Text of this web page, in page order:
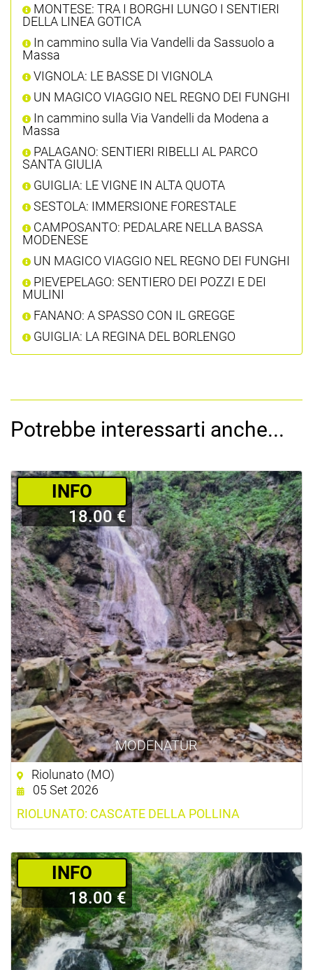
MONTESE: TRA I BORGHI LUNGO I SENTIERI
DELLA LINEA GOTICA
In cammino sulla Via Vandelli da Sassuolo a
Massa
VIGNOLA: LE BASSE DI VIGNOLA
UN MAGICO VIAGGIO NEL REGNO DEI FUNGHI
In cammino sulla Via Vandelli da Modena a
Massa
PALAGANO: SENTIERI RIBELLI AL PARCO
SANTA GIULIA
GUIGLIA: LE VIGNE IN ALTA QUOTA
SESTOLA: IMMERSIONE FORESTALE
CAMPOSANTO: PEDALARE NELLA BASSA
MODENESE
UN MAGICO VIAGGIO NEL REGNO DEI FUNGHI
PIEVEPELAGO: SENTIERO DEI POZZI E DEI
MULINI
FANANO: A SPASSO CON IL GREGGE
GUIGLIA: LA REGINA DEL BORLENGO
Potrebbe interessarti anche...
MODENATUR
­INFO
18.00 €
Riolunato (MO)
05 Set 2026
RIOLUNATO: CASCATE DELLA POLLINA
­INFO
18.00 €